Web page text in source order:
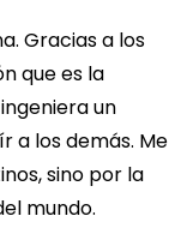
Gracias a los
que es la
un
a los demás. Me
sino por la
mundo.